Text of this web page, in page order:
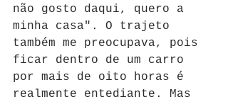
não gosto daqui, quero a
minha casa". O trajeto
também me preocupava, pois
ficar dentro de um carro
por mais de oito horas é
realmente entediante. Mas